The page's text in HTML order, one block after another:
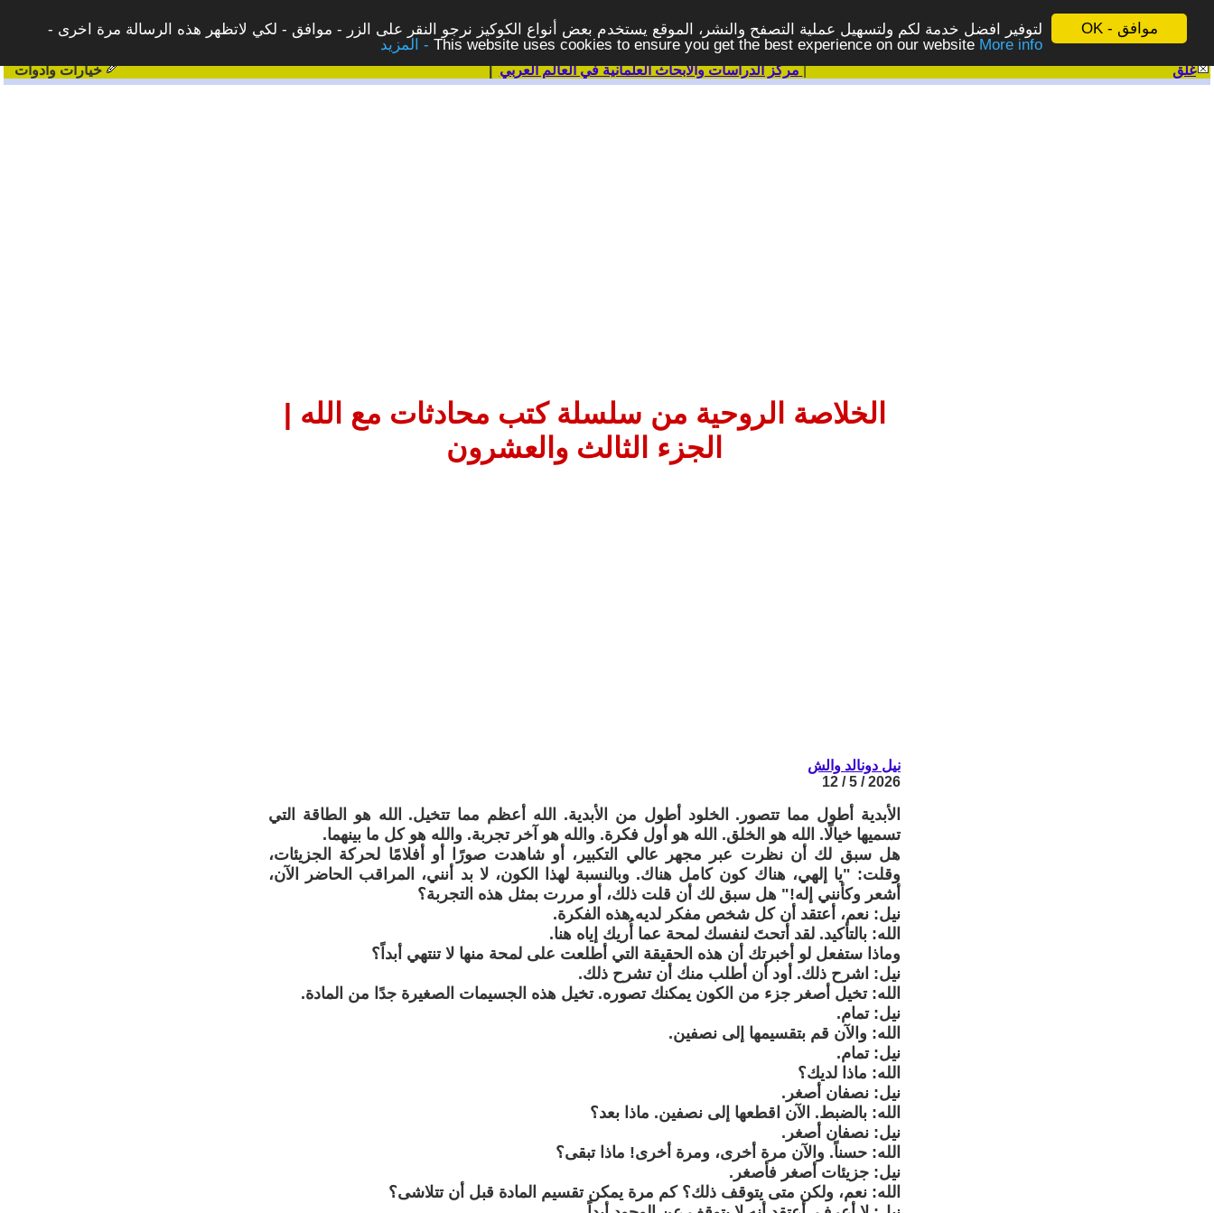
موافق - OK
لتوفير افضل خدمة لكم ولتسهيل عملية التصفح والنشر، الموقع يستخدم بعض أنواع الكوكيز نرجو النقر على الزر - موافق - لكي لاتظهر هذه الرسالة مرة اخرى -
This website uses cookies to ensure you get the best experience on our website More info - المزيد
غلق |مركز الدراسات والابحاث العلمانية في العالم العربي | خيارات وادوات
الخلاصة الروحية من سلسلة كتب محادثات مع الله |
الجزء الثالث والعشرون
نيل دونالد والش
2026 / 5 / 12
الأبدية أطول مما تتصور. الخلود أطول من الأبدية. الله أعظم مما تتخيل. الله هو الطاقة التي
تسميها خيالًا. الله هو الخلق. الله هو أول فكرة. والله هو آخر تجربة. والله هو كل ما بينهما.
هل سبق لك أن نظرت عبر مجهر عالي التكبير، أو شاهدت صورًا أو أفلامًا لحركة الجزيئات،
وقلت: "يا إلهي، هناك كون كامل هناك. وبالنسبة لهذا الكون، لا بد أنني، المراقب الحاضر الآن،
أشعر وكأنني إله!" هل سبق لك أن قلت ذلك، أو مررت بمثل هذه التجربة؟
نيل: نعم، أعتقد أن كل شخص مفكر لديه هذه الفكرة.
الله: بالتأكيد. لقد أتحتَ لنفسك لمحة عما أُريك إياه هنا.
وماذا ستفعل لو أخبرتك أن هذه الحقيقة التي أطلعت على لمحة منها لا تنتهي أبداً؟
نيل: اشرح ذلك. أود أن أطلب منك أن تشرح ذلك.
الله: تخيل أصغر جزء من الكون يمكنك تصوره. تخيل هذه الجسيمات الصغيرة جدًا من المادة.
نيل: تمام.
الله: والآن قم بتقسيمها إلى نصفين.
نيل: تمام.
الله: ماذا لديك؟
نيل: نصفان أصغر.
الله: بالضبط. الآن اقطعها إلى نصفين. ماذا بعد؟
نيل: نصفان أصغر.
الله: حسناً. والآن مرة أخرى، ومرة أخرى! ماذا تبقى؟
نيل: جزيئات أصغر فأصغر.
الله: نعم، ولكن متى يتوقف ذلك؟ كم مرة يمكن تقسيم المادة قبل أن تتلاشى؟